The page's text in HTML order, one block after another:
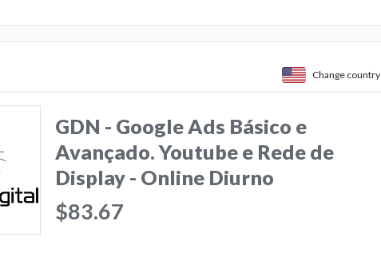
Change country
GDN - Google Ads Básico e
Avançado. Youtube e Rede de
Display - Online Diurno
$83.67